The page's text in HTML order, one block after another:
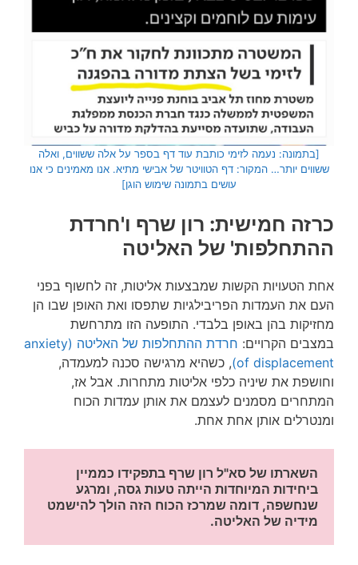
[בתמונה: נעמה לזימי כותבת עוד דף בספר על אלה ששווים, ואלה
ששווים יותר… המקור: דף הטוויטר של אבישי מתיא. אנו מאמינים כי אנו
עושים בתמונה שימוש הוגן]
כרזה חמישית: רון שרף ו'חרדת
ההתחלפות' של האליטה
אחת הטעויות הקשות שמבצעות אליטות, זה לחשוף בפני
העם את העמדות הפריבילגיות שתפסו ואת האופן שבו הן
מחזיקות בהן באופן בלבדי. התופעה הזו מתרחשת
במצבים הקרויים:
חרדת ההתחלפות של האליטה (anxiety
of displacement) , כשהיא מרגישה סכנה למעמדה,
וחושפת את שיניה כלפי אליטות מתחרות. אבל אז,
המתחרים מסמנים לעצמם את אותן עמדות הכוח
ומנטרלים אותן אחת אחת.
מידיה של האליטה.